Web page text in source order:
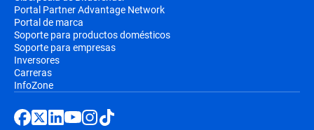
Portal Partner Advantage Network
Portal de marca
Soporte para productos domésticos
Soporte para empresas
Inversores
Carreras
InfoZone